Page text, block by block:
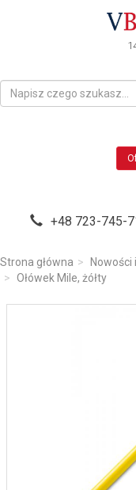
+48 723-745-
Strona główna Nowości
Ołówek Mile, żółty